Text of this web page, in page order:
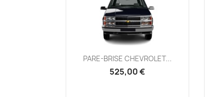
Aperçu rapide
PARE-BRISE CHEVROLET...
525,00 €